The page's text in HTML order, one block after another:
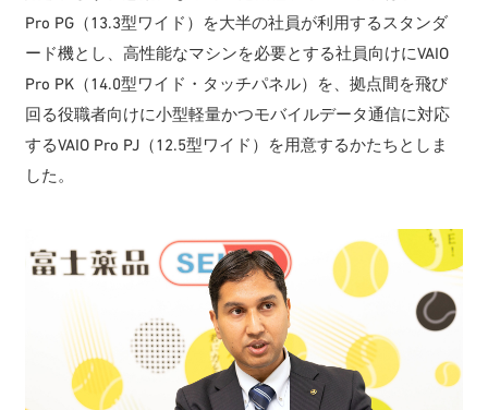
Pro PG（13.3型ワイド）を大半の社員が利用するスタンダ
ード機とし、高性能なマシンを必要とする社員向けにVAIO
Pro PK（14.0型ワイド・タッチパネル）を、拠点間を飛び
回る役職者向けに小型軽量かつモバイルデータ通信に対応
するVAIO Pro PJ（12.5型ワイド）を用意するかたちとしま
した。